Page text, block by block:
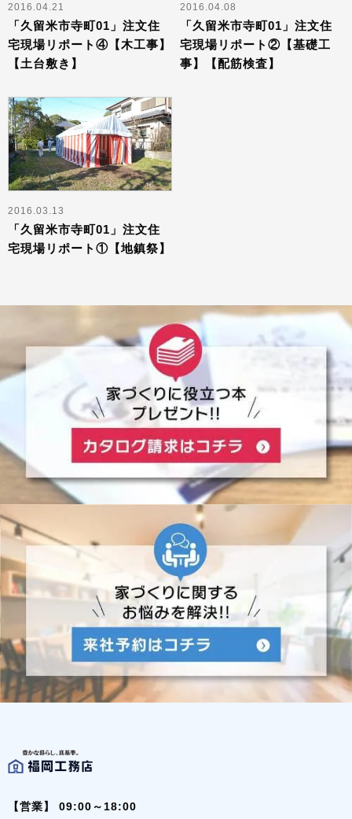
2016.04.21
「久留米市寺町01」注文住
宅現場リポート④【木工事】
【土台敷き】
2016.04.08
「久留米市寺町01」注文住
宅現場リポート②【基礎工
事】【配筋検査】
2016.03.13
「久留米市寺町01」注文住
宅現場リポート①【地鎮祭】
【営業】
09:00～18:00